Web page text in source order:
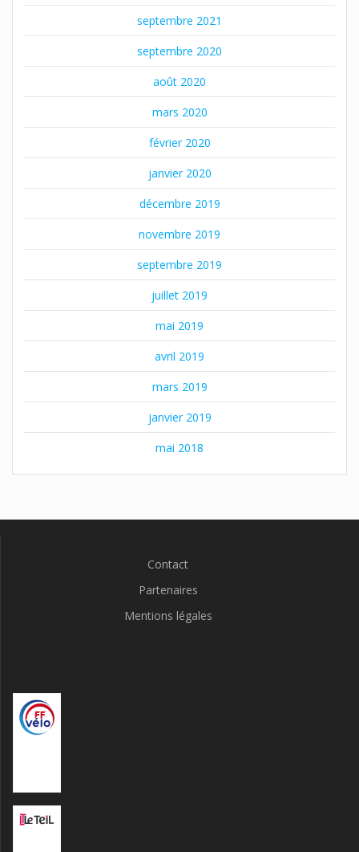
septembre 2021
septembre 2020
août 2020
mars 2020
février 2020
janvier 2020
décembre 2019
novembre 2019
septembre 2019
juillet 2019
mai 2019
avril 2019
mars 2019
janvier 2019
mai 2018
Contact
Partenaires
Mentions légales